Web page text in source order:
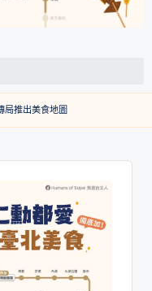
推出美食地圖